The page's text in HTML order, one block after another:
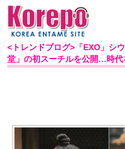
<トレンドブログ>「EXO」シ
堂」の初スーチルを公開…時代